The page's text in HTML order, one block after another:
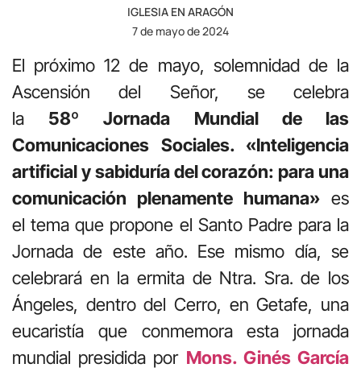
IGLESIA EN ARAGÓN
7 de mayo de 2024
El próximo 12 de mayo, solemnidad de la
Ascensión del Señor, se celebra
la 58º
Jornada Mundial de las
Comunicaciones Sociales. «Inteligencia
artificial y sabiduría del corazón: para una
comunicación plenamente humana» es
el tema que propone el Santo Padre para la
Jornada de este año. Ese mismo día, se
celebrará en la ermita de Ntra. Sra. de los
Ángeles, dentro del Cerro, en Getafe, una
eucaristía que conmemora esta jornada
mundial presidida por Mons. Ginés García